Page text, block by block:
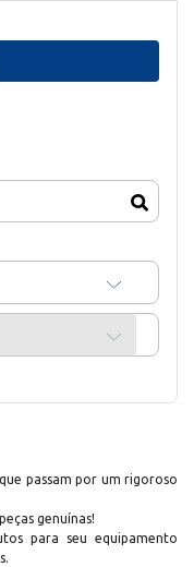
passam por um rigoroso
genuínas!
para seu equipamento